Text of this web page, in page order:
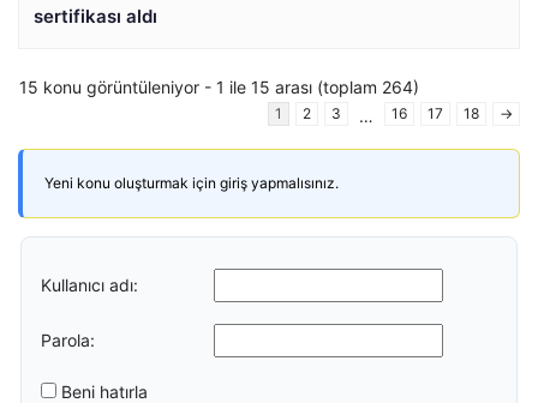
sertifikası aldı
15 konu görüntüleniyor - 1 ile 15 arası (toplam 264)
1 2 3 … 16 17 18 →
Yeni konu oluşturmak için giriş yapmalısınız.
Kullanıcı adı:
Parola:
Beni hatırla